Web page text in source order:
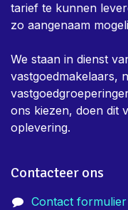
tarief te kunnen
zo aangenaam
We staan in dienst
vastgoedmakelaars,
ons kiezen, doen dit
oplevering.
Contacteer ons
Contact formulier